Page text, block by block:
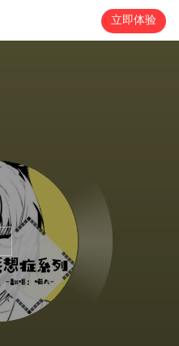
立即体验